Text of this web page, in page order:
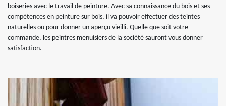
boiseries avec le travail de peinture. Avec sa connaissance du bois et ses
compétences en peinture sur bois, il va pouvoir effectuer des teintes
naturelles ou pour donner un aperçu vieilli. Quelle que soit votre
commande, les peintres menuisiers de la société sauront vous donner
satisfaction.